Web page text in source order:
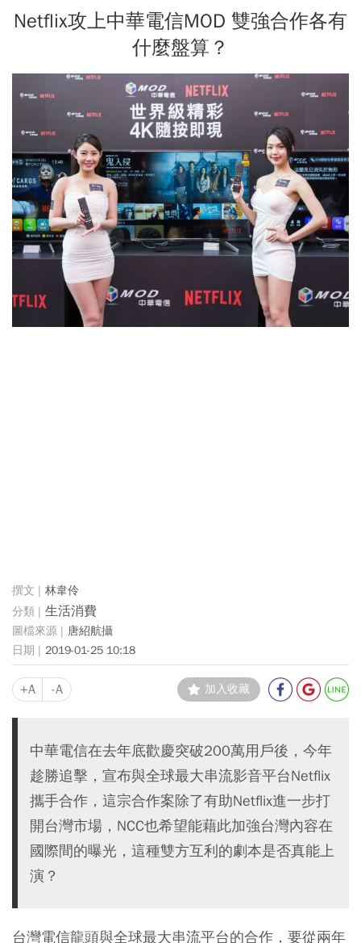
Netflix攻上中華電信MOD 雙強合作各有
什麼盤算？
林韋伶
生活消費
唐紹航攝
2019-01-25 10:18
+A -A 加入收藏
中華電信在去年底歡慶突破200萬用戶後，今年
趁勝追擊，宣布與全球最大串流影音平台Netflix
攜手合作，這宗合作案除了有助Netflix進一步打
開台灣市場，NCC也希望能藉此加強台灣內容在
國際間的曝光，這種雙方互利的劇本是否真能上
演？
台灣電信龍頭與全球最大串流平台的合作，要從兩年